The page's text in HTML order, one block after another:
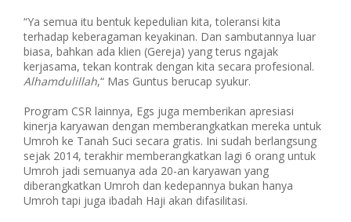
“Ya semua itu bentuk kepedulian kita, toleransi kita
terhadap keberagaman keyakinan. Dan sambutannya luar
biasa, bahkan ada klien (Gereja) yang terus ngajak
kerjasama, tekan kontrak dengan kita secara profesional.
Alhamdulillah,“ Mas Guntus berucap syukur.
Program CSR lainnya, Egs juga memberikan apresiasi
kinerja karyawan dengan memberangkatkan mereka untuk
Umroh ke Tanah Suci secara gratis. Ini sudah berlangsung
sejak 2014, terakhir memberangkatkan lagi 6 orang untuk
Umroh jadi semuanya ada 20-an karyawan yang
diberangkatkan Umroh dan kedepannya bukan hanya
Umroh tapi juga ibadah Haji akan difasilitasi.